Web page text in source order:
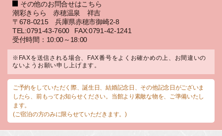
その他のお問合せはこちら
潮彩きらら 赤穂温泉 祥吉
〒678-0215 兵庫県赤穂市御崎2-8
TEL:0791-43-7600
FAX:0791-42-1241
受付時間：10:00～18:00
※FAXを送信される場合、FAX番号をよくお確かめの上、お間違いの
ないようお願い申し上げます。
ご予約をしていただく際、誕生日、結婚記念日、その他記念日がございま
したら、前もってお知らせください。当館より素敵な物を、ご準備いたし
ます。
(ご宿泊の方のみに限らせていただきます。)